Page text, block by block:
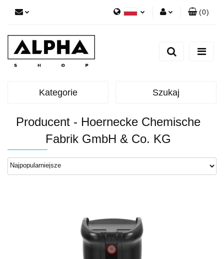
Zarejestruj się
(0)
Kategorie Szukaj
Producent - Hoernecke Chemische
Fabrik GmbH & Co. KG